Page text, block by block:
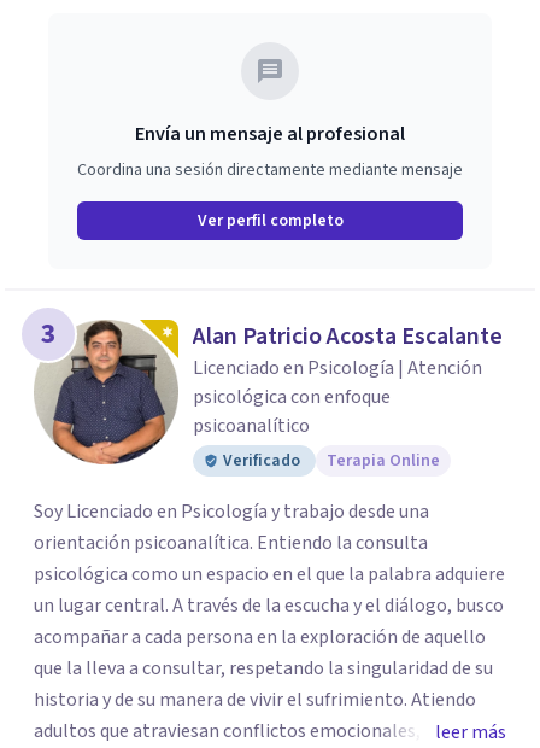
Envía un mensaje al profesional
Coordina una sesión directamente mediante mensaje
Ver perfil completo
3 Alan Patricio Acosta Escalante
Licenciado en Psicología | Atención
psicológica con enfoque
psicoanalítico
Verificado Terapia Online
Soy Licenciado en Psicología y trabajo desde una
orientación psicoanalítica. Entiendo la consulta
psicológica como un espacio en el que la palabra adquiere
un lugar central. A través de la escucha y el diálogo, busco
acompañar a cada persona en la exploración de aquello
que la lleva a consultar, respetando la singularidad de su
historia y de su manera de vivir el sufrimiento. Atiendo
adultos que atraviesan conflictos emocionales,
leer más